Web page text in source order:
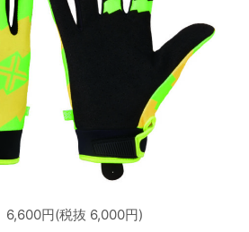
6,600円(税抜 6,000円)